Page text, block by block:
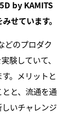
by KAMITS
せています。
どのプロダク
験していて、
。メリットと
と、流通を通
いチャレンジ